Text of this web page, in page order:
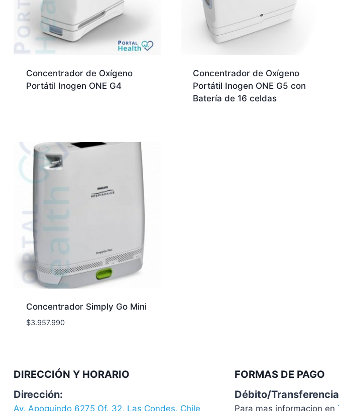
Concentrador de Oxígeno
Portátil Inogen ONE G4
Concentrador de Oxígeno
Portátil Inogen ONE G5 con
Batería de 16 celdas
Concentrador Simply Go Mini
$3.957.990
DIRECCIÓN Y HORARIO
Dirección:
Av. Apoquindo 6275 Of. 32, Las Condes, Chile
FORMAS DE PAGO
Débito/
Para mas informacion en